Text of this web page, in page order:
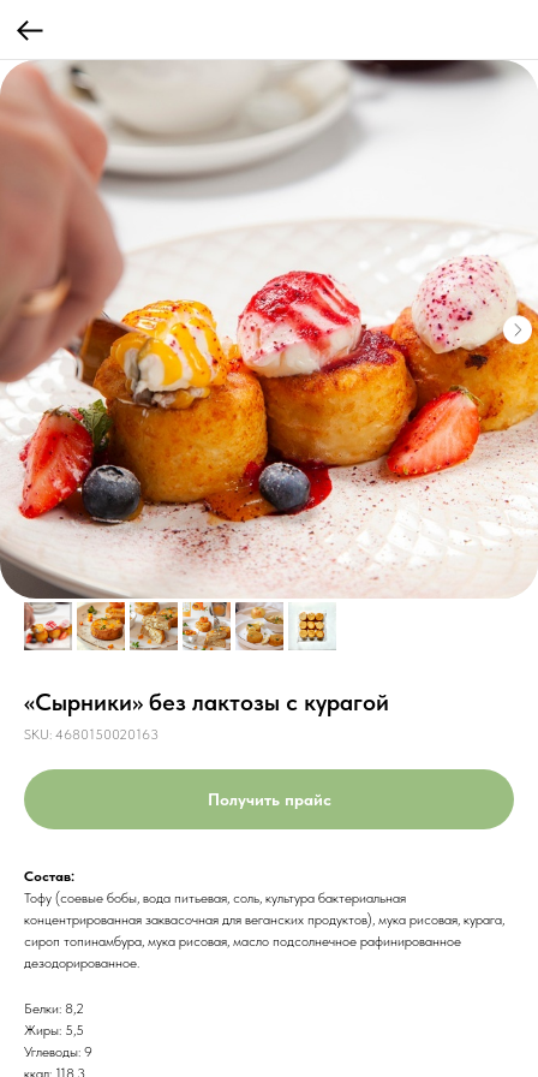
«Сырники» без лактозы с курагой
SKU: 4680150020163
Получить прайс
Состав:
Тофу (соевые бобы, вода питьевая, соль, культура бактериальная
концентрированная заквасочная для веганских продуктов), мука рисовая, курага,
сироп топинамбура, мука рисовая, масло подсолнечное рафинированное
дезодорированное.
Белки: 8,2
Жиры: 5,5
Углеводы: 9
ккал: 118,3